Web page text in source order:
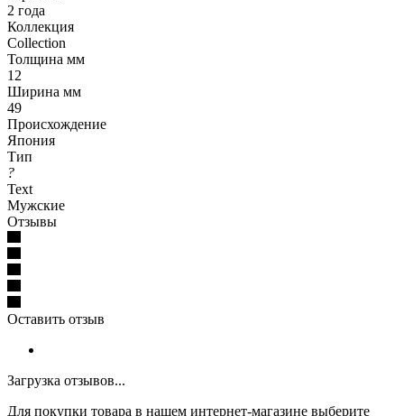
2 года
Коллекция
Collection
Толщина мм
12
Ширина мм
49
Происхождение
Япония
Тип
?
Text
Мужские
Отзывы
Оставить отзыв
Загрузка отзывов...
Для покупки товара в нашем интернет-магазине выберите